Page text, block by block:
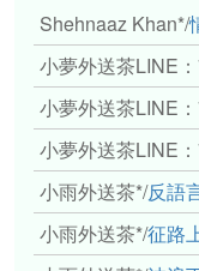
Shehnaaz Khan*/
小夢外送茶LINE
小夢外送茶LINE
小夢外送茶LINE
小雨外送茶*/反語言
小雨外送茶*/征路上交織的